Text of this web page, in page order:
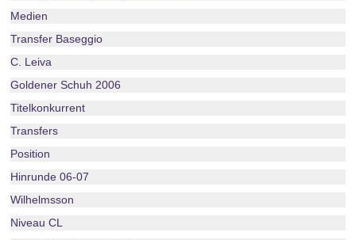
Medien
Transfer Baseggio
C. Leiva
Goldener Schuh 2006
Titelkonkurrent
Transfers
Position
Hinrunde 06-07
Wilhelmsson
Niveau CL